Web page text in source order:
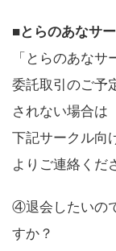
■とらのあなサ
「とらのあな
委託取引のご予
されない場合は
下記サークル向
よりご連絡くだ
④退会したいの
すか？